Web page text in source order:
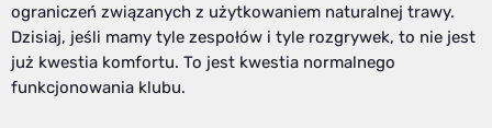
ograniczeń związanych z użytkowaniem naturalnej trawy.
Dzisiaj, jeśli mamy tyle zespołów i tyle rozgrywek, to nie jest
już kwestia komfortu. To jest kwestia normalnego
funkcjonowania klubu.